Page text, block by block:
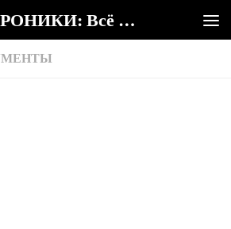
СЕРБСКИЕ ХРОНИКИ: Всё о Сербии